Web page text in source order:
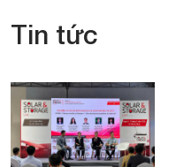
Tin tức